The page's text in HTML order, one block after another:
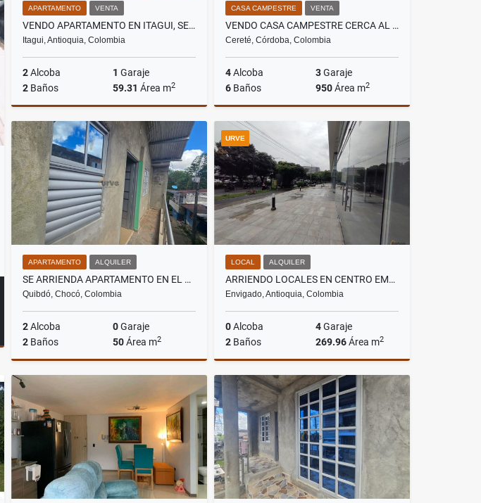
APARTAMENTO VENTA
VENDO APARTAMENTO EN ITAGUI, SECTOR DITAIRES
Itagui, Antioquia, Colombia
2Alcoba 1 Garaje
2 Baños 59.31 Área m2
Venta
$430.000.000
CASA CAMPESTRE VENTA
VENDO CASA CAMPESTRE CERCA AL MAR
Cereté, Córdoba, Colombia
4Alcoba 3Garaje
6 Baños 950Área m2
Venta
$4.650.000.000
APARTAMENTO ALQUILER
SE ARRIENDA APARTAMENTO EN EL BARRIO ZONA MINERA EN QUIBDO
Quibdó, Chocó, Colombia
2Alcoba 0Garaje
2 Baños 50Área m2
URVE
LOCAL ALQUILER
ARRIENDO LOCALES EN CENTRO EMPRESARIAL EN ENVIGADO
Envigado, Antioquia, Colombia
0Alcoba 4Garaje
2 Baños 269.96Área m2
Alquiler
$35.694.468